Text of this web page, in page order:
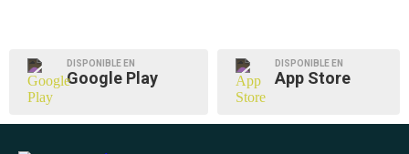
DISPONIBLE EN
Google Play
DISPONIBLE EN
App Store